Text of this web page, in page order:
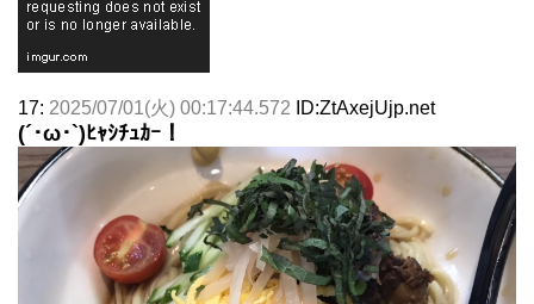
17: 2025/07/01(火) 00:17:44.572 ID:ZtAxejUjp.net
(´･ω･`)ﾋｬｼﾁｭｶｰ！